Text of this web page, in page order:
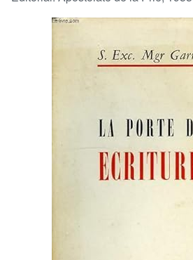
Libros antiguos
Arte y coleccionismo
Vendedores
CERRAR